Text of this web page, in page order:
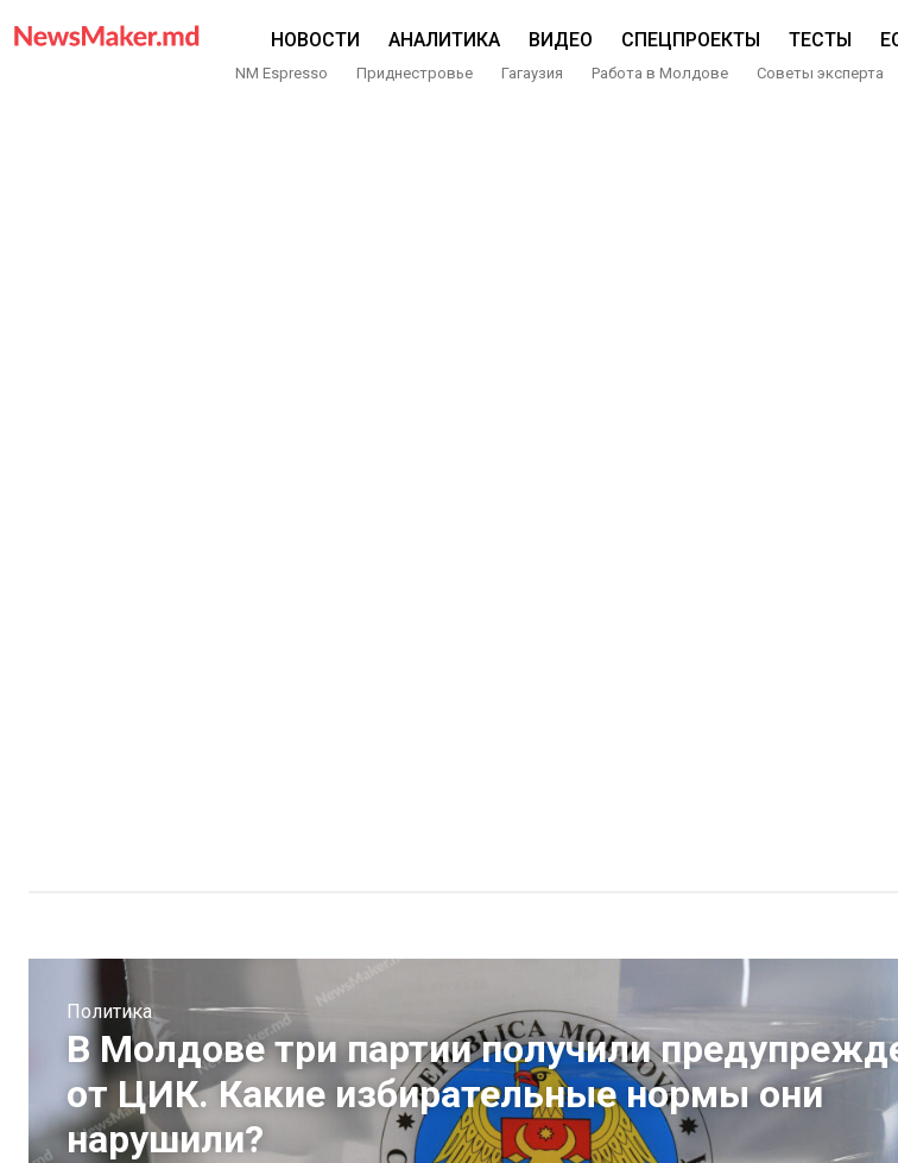
НОВОСТИ АНАЛИТИКА ВИДЕО СПЕЦПРОЕКТЫ ТЕСТЫ
NM Espresso Приднестровье Гагаузия Работа в Молдове Советы эксперта
Политика
В Молдове три партии получили
от ЦИК. Какие избирательные нормы они
нарушили?